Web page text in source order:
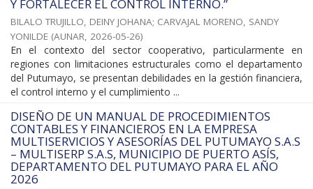
Y FORTALECER EL CONTROL INTERNO.”
BILALO TRUJILLO, DEINY JOHANA; CARVAJAL MORENO, SANDY
YONILDE (AUNAR, 2026-05-26)
En el contexto del sector cooperativo, particularmente en
regiones con limitaciones estructurales como el departamento
del Putumayo, se presentan debilidades en la gestión financiera,
el control interno y el cumplimiento ...
DISEÑO DE UN MANUAL DE PROCEDIMIENTOS
CONTABLES Y FINANCIEROS EN LA EMPRESA
MULTISERVICIOS Y ASESORÍAS DEL PUTUMAYO S.A.S
– MULTISERP S.A.S, MUNICIPIO DE PUERTO ASÍS,
DEPARTAMENTO DEL PUTUMAYO PARA EL AÑO
2026